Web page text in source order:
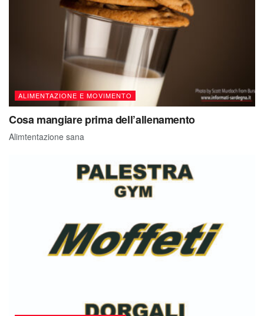
ALIMENTAZIONE E MOVIMENTO
Cosa mangiare prima dell’allenamento
Alimtentazione sana